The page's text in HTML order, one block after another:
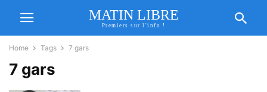
MATIN LIBRE
Premiers sur l'info !
Home Tags 7 gars
7 gars